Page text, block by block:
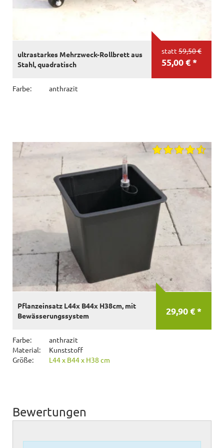
statt 59,50 €
55,00 € *
ultrastarkes Mehrzweck-Rollbrett aus
Stahl, quadratisch
Farbe: anthrazit
29,90 € *
Pflanzeinsatz L44x B44x H38cm, mit
Bewässerungssystem
Farbe:
anthrazit
Material:
Kunststoff
Größe:
L44 x B44 x H38 cm
Bewertungen